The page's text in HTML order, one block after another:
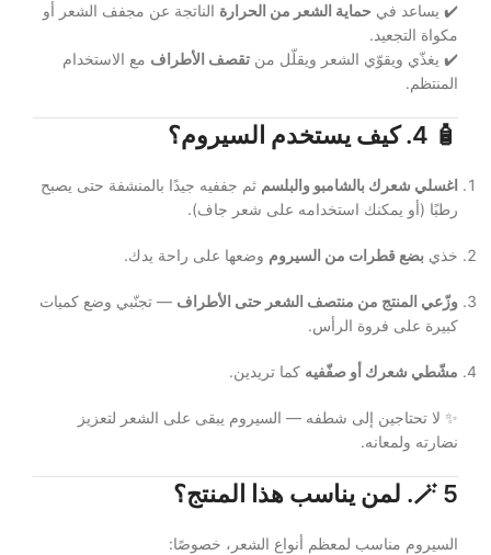
✔️ يساعد في حماية الشعر من الحرارة الناتجة عن مجفف الشعر أو
مكواة التجعيد.
✔️ يغذّي ويقوّي الشعر ويقلّل من تقصف الأطراف مع الاستخدام
المنتظم.
🧴 4. كيف يستخدم السيروم؟
اغسلي شعرك بالشامبو والبلسم ثم جففيه جيدًا بالمنشفة حتى يصبح
رطبًا (أو يمكنك استخدامه على شعر جاف).
خذي بضع قطرات من السيروم وضعها على راحة يدك.
وزّعي المنتج من منتصف الشعر حتى الأطراف — تجنّبي وضع كميات
كبيرة على فروة الرأس.
مشّطي شعرك أو صفّفيه كما تريدين.
✨ لا تحتاجين إلى شطفه — السيروم يبقى على الشعر لتعزيز
نضارته ولمعانه.
🪄 5. لمن يناسب هذا المنتج؟
السيروم مناسب لمعظم أنواع الشعر، خصوصًا: